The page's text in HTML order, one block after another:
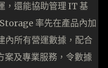
，還能協助管理 IT 基
率先在產品內加
內所有營運數據，配合
案及專業服務，令數據